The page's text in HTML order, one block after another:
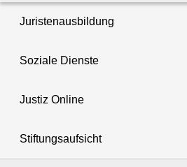
Juristenausbildung
Soziale Dienste
Justiz Online
Stiftungsaufsicht